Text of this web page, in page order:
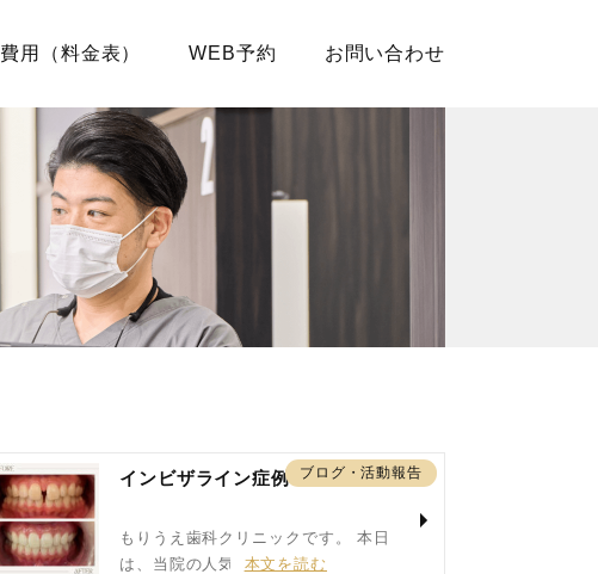
費用（料金表） WEB予約 お問い合わせ
インビザライン症例
もりうえ歯科クリニックです。 本日
は、当院の人気の…
ブログ・活動報告